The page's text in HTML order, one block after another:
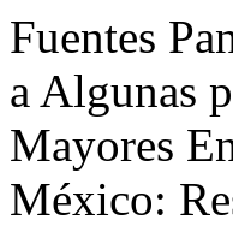
Fuentes
a Algunas
Mayores
México: